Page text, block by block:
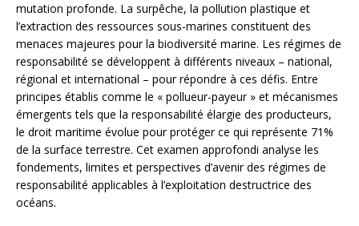
mutation profonde. La surpêche, la pollution plastique et
l’extraction des ressources sous-marines constituent des
menaces majeures pour la biodiversité marine. Les régimes de
responsabilité se développent à différents niveaux – national,
régional et international – pour répondre à ces défis. Entre
principes établis comme le « pollueur-payeur » et mécanismes
émergents tels que la responsabilité élargie des producteurs,
le droit maritime évolue pour protéger ce qui représente 71%
de la surface terrestre. Cet examen approfondi analyse les
fondements, limites et perspectives d’avenir des régimes de
responsabilité applicables à l’exploitation destructrice des
océans.